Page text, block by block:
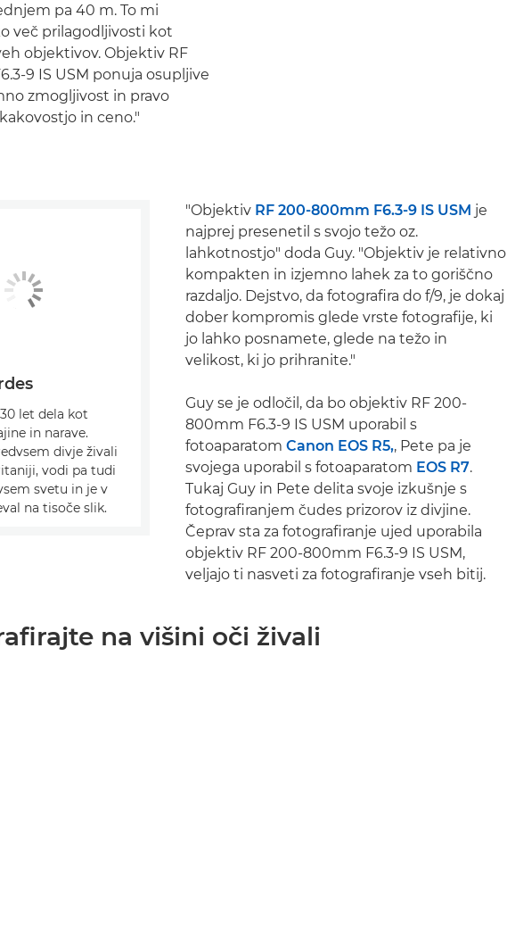
pa 40 m. To mi
več prilagodljivosti kot
objektivov. Objektiv RF
9 IS USM ponuja osupljive
zmogljivost in pravo
in ceno."
"Objektiv RF 200-800mm F6.3-9 IS USM je
najprej presenetil s svojo težo oz.
lahkotnostjo" doda Guy. "Objektiv je relativno
kompakten in izjemno lahek za to goriščno
razdaljo. Dejstvo, da fotografira do f/9, je dokaj
dober kompromis glede vrste fotografije, ki
jo lahko posnamete, glede na težo in
velikost, ki jo prihranite."
Guy se je odločil, da bo objektiv RF 200-
800mm F6.3-9 IS USM uporabil s
fotoaparatom Canon EOS R5,, Pete pa je
svojega uporabil s fotoaparatom EOS R7.
Tukaj Guy in Pete delita svoje izkušnje s
fotografiranjem čudes prizorov iz divjine.
Čeprav sta za fotografiranje ujed uporabila
objektiv RF 200-800mm F6.3-9 IS USM,
veljajo ti nasveti za fotografiranje vseh bitij.
let dela kot
in narave.
divje živali
vodi pa tudi
svetu in je v
na tisoče slik.
na višini oči živali